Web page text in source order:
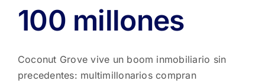
100 millones
Coconut Grove vive un boom inmobiliario sin
precedentes: multimillonarios compran